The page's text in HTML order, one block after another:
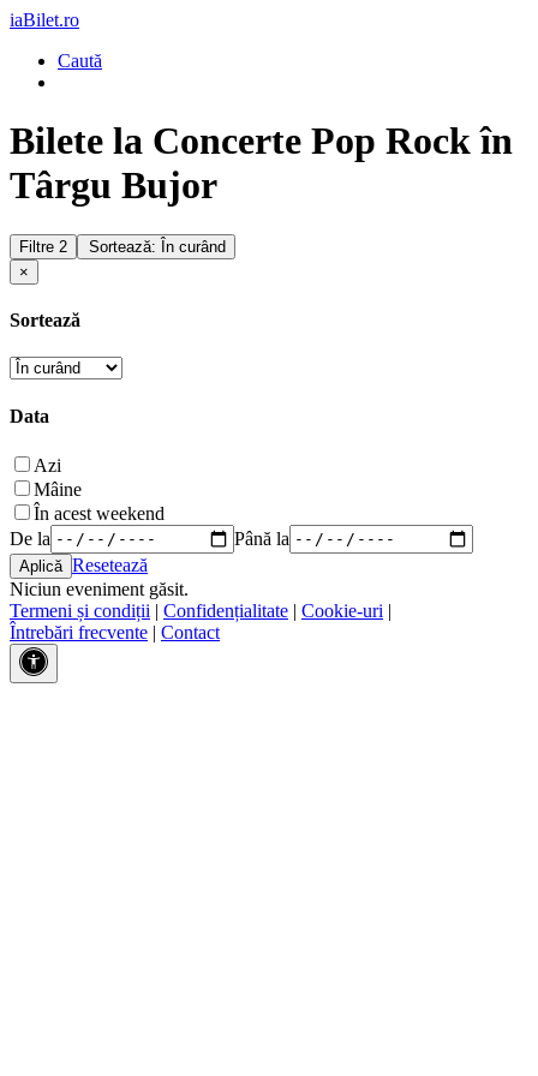
iaBilet.ro
Caută
Bilete la Concerte Pop Rock în
Târgu Bujor
Filtre 2
Sortează: În curând
×
Sortează
Data
Azi
Mâine
În acest weekend
De la
Până la
Resetează
Niciun eveniment găsit.
Termeni și condiții | Confidențialitate | Cookie-uri |
Întrebări frecvente | Contact